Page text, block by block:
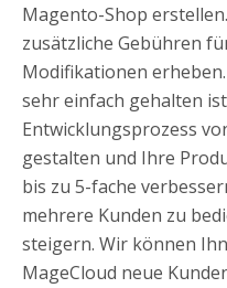
Magento-Shop
zusätzliche Gebühren
Modifikationen
sehr einfach gehalten
Entwicklungsprozess
gestalten und Ihre
bis zu 5-fache
mehrere Kunden zu
steigern. Wir können
MageCloud neue